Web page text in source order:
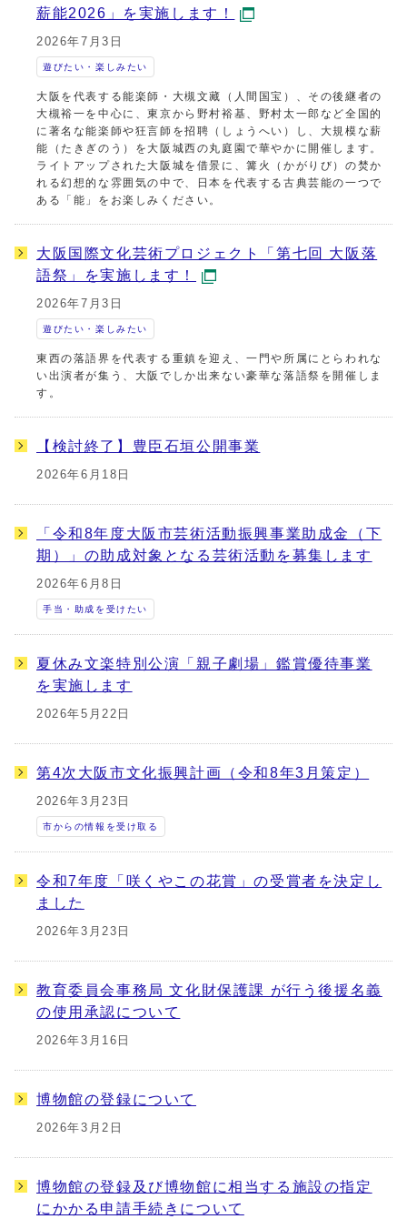
薪能2026」を実施します！
2026年7月3日
遊びたい・楽しみたい
大阪を代表する能楽師・大槻文藏（人間国宝）、その後継者の
大槻裕一を中心に、東京から野村裕基、野村太一郎など全国的
に著名な能楽師や狂言師を招聘（しょうへい）し、大規模な薪
能（たきぎのう）を大阪城西の丸庭園で華やかに開催します。
ライトアップされた大阪城を借景に、篝火（かがりび）の焚か
れる幻想的な雰囲気の中で、日本を代表する古典芸能の一つで
ある「能」をお楽しみください。
大阪国際文化芸術プロジェクト「第七回 大阪落
語祭」を実施します！
2026年7月3日
遊びたい・楽しみたい
東西の落語界を代表する重鎮を迎え、一門や所属にとらわれな
い出演者が集う、大阪でしか出来ない豪華な落語祭を開催しま
す。
【検討終了】豊臣石垣公開事業
2026年6月18日
「令和8年度大阪市芸術活動振興事業助成金（下
期）」の助成対象となる芸術活動を募集します
2026年6月8日
手当・助成を受けたい
夏休み文楽特別公演「親子劇場」鑑賞優待事業
を実施します
2026年5月22日
第4次大阪市文化振興計画（令和8年3月策定）
2026年3月23日
市からの情報を受け取る
令和7年度「咲くやこの花賞」の受賞者を決定し
ました
2026年3月23日
教育委員会事務局 文化財保護課 が行う後援名義
の使用承認について
2026年3月16日
博物館の登録について
2026年3月2日
博物館の登録及び博物館に相当する施設の指定
にかかる申請手続きについて